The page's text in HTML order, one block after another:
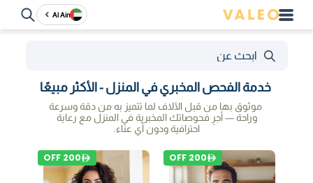
Al Ain
موثوق بها من قبل الآلاف لما تتميز به من دقة وسرعة
وراحة — أجرِ فحوصاتك المخبرية في المنزل مع رعاية
احترافية ودون أي عناء.
خدمة الفحص المخبري في المنزل - الأكثر مبيعًا
200
OFF
200
OFF